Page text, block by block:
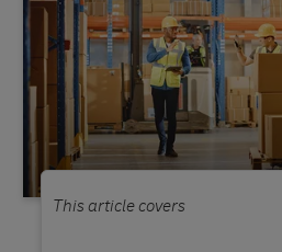
This article covers